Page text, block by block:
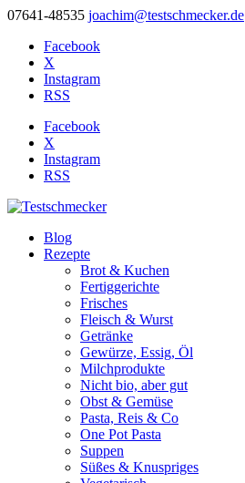
07641-48535 joachim@testschmecker.de
Facebook
X
Instagram
RSS
Facebook
X
Instagram
RSS
Blog
Rezepte
Brot & Kuchen
Fertiggerichte
Frisches
Fleisch & Wurst
Getränke
Gewürze, Essig, Öl
Milchprodukte
Nicht bio, aber gut
Obst & Gemüse
Pasta, Reis & Co
One Pot Pasta
Suppen
Süßes & Knuspriges